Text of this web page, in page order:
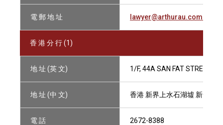
電 郵 地 址 lawyer@arthurau.com.hk
香 港 分 行 (1)
地 址 (英 文) 1/F, 44A SAN FAT
地 址 (中 文) 香港 新界上水石湖墟 新發街
電 話 2672-8388